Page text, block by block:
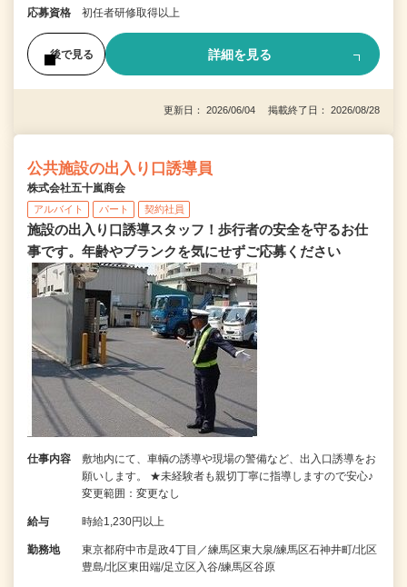
応募資格 初任者研修取得以上
後で見る 詳細を見る
更新日： 2026/06/04 掲載終了日： 2026/08/28
公共施設の出入り口誘導員
株式会社五十嵐商会
アルバイト パート 契約社員
施設の出入り口誘導スタッフ！歩行者の安全を守るお仕
事です。年齢やブランクを気にせずご応募ください
仕事内容
敷地内にて、車輌の誘導や現場の警備など、出入口誘導をお
願いします。 ★未経験者も親切丁寧に指導しますので安心♪
変更範囲：変更なし
給与 時給1,230円以上
勤務地
東京都府中市是政4丁目／練馬区東大泉/練馬区石神井町/北区
豊島/北区東田端/足立区入谷/練馬区谷原